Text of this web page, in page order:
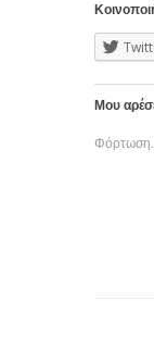
Μου